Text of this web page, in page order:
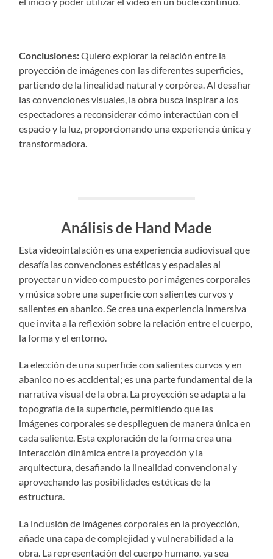
Conclusiones:Quiero explorar la relación entre la
proyección de imágenes con las diferentes superficies,
partiendo de la linealidad natural y corpórea. Al desafiar
las convenciones visuales, la obra busca inspirar a los
espectadores a reconsiderar cómo interactúan con el
espacio y la luz, proporcionando una experiencia única y
transformadora.
Análisis de Hand Made
Esta videointalación es una experiencia audiovisual que
desafía las convenciones estéticas y espaciales al
proyectar un video compuesto por imágenes corporales
y música sobre una superficie con salientes curvos y
salientes en abanico. Se crea una experiencia inmersiva
que invita a la reflexión sobre la relación entre el cuerpo,
la forma y el entorno.
La elección de una superficie con salientes curvos y en
abanico no es accidental; es una parte fundamental de la
narrativa visual de la obra. La proyección se adapta a la
topografía de la superficie, permitiendo que las
imágenes corporales se desplieguen de manera única en
cada saliente. Esta exploración de la forma crea una
interacción dinámica entre la proyección y la
arquitectura, desafiando la linealidad convencional y
aprovechando las posibilidades estéticas de la
estructura.
La inclusión de imágenes corporales en la proyección,
añade una capa de complejidad y vulnerabilidad a la
obra. La representación del cuerpo humano, ya sea